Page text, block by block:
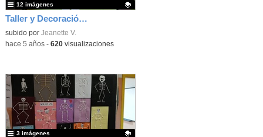
Taller y Decoración Navideña 1ºB
Contenido educativo.
subido por Jeanette V.
12 imágenes
-hace 5 años- 620visualizaciones
3 imágenes